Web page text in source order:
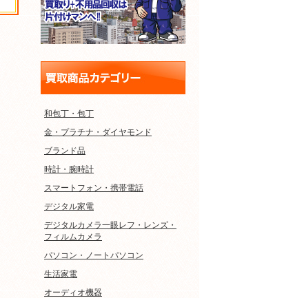
和包丁・包丁
金・プラチナ・ダイヤモンド
ブランド品
時計・腕時計
スマートフォン・携帯電話
デジタル家電
デジタルカメラ一眼レフ・レンズ・
フィルムカメラ
パソコン・ノートパソコン
生活家電
オーディオ機器